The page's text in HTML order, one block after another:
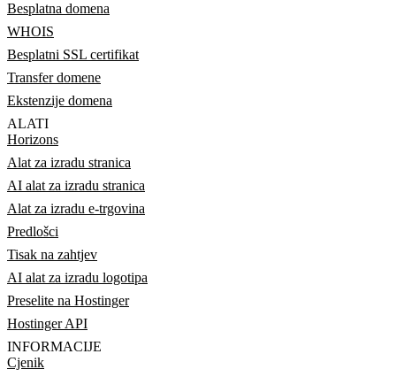
Besplatna domena
WHOIS
Besplatni SSL certifikat
Transfer domene
Ekstenzije domena
ALATI
Horizons
Alat za izradu stranica
AI alat za izradu stranica
Alat za izradu e-trgovina
Predlošci
Tisak na zahtjev
AI alat za izradu logotipa
Preselite na Hostinger
Hostinger API
INFORMACIJE
Cjenik